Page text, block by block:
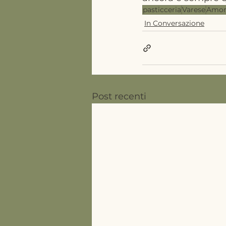
pasticceriaVarese
In Conversazione
Post recenti